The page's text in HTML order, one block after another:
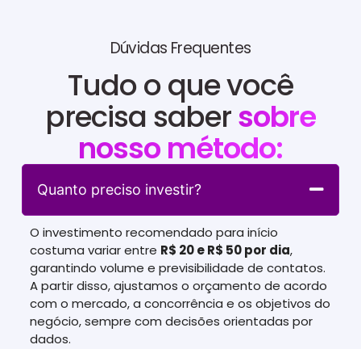
Dúvidas Frequentes
Tudo o que você
precisa sabersobre
nosso método:
Quanto preciso investir?
O investimento recomendado para início
costuma variar entre R$ 20 e R$ 50 por dia,
garantindo volume e previsibilidade de contatos.
A partir disso, ajustamos o orçamento de acordo
com o mercado, a concorrência e os objetivos do
negócio, sempre com decisões orientadas por
dados.